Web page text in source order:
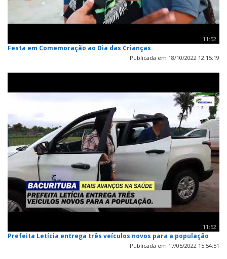
11:52
Festa em Comemoração ao Dia das Crianças.
Publicada em 18/10/2022 12:15:19
11:52
Prefeita Letícia entrega três veículos novos para a população
Publicada em 17/05/2022 15:54:51